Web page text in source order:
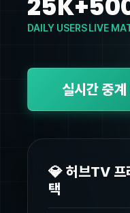
DAILY USERSLIVE
실시간 중
💎 허브TV 프
택